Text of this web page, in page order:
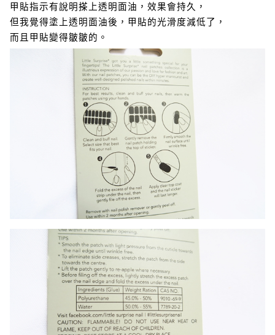
甲貼指示有說明搽上透明面油，效果會持久，
但我覺得塗上透明面油後，甲貼的光滑度減低了，
而且甲貼變得皺皺的。